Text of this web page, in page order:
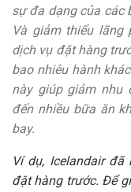
sự đa dạng của các
Và giảm thiểu lãng
dịch vụ đặt hàng
bao nhiêu hành
này giúp giảm nhu
đến nhiều bữa ăn
bay.
Ví dụ, Icelandair
đặt hàng trước. Để